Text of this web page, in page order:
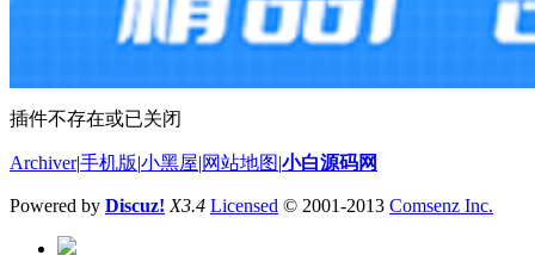
插件不存在或已关闭
Archiver|手机版 小黑屋 网站地图 小白源码网
Powered by Discuz! X3.4 Licensed © 2001-2013 Comsenz Inc.